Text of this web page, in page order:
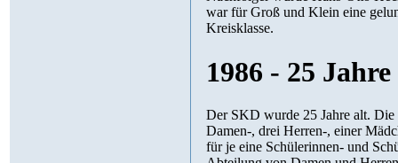
war für Groß und Klein eine
Kreisklasse.
1986 - 25
Der SKD wurde 25 Jahre alt. Die
Damen-, drei Herren-, einer
für je eine Schülerinnen- und